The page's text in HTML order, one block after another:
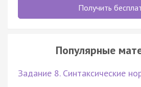
Получить
Популярные
Задание 8. Синтаксические